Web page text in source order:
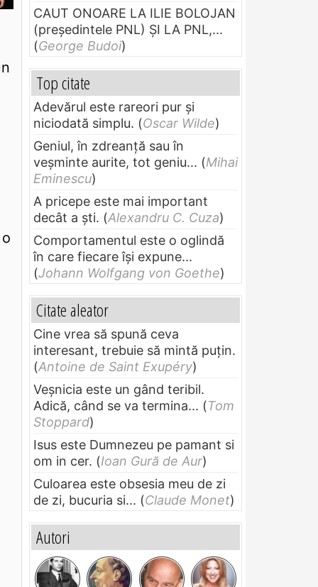
CAUT ONOARE LA ILIE BOLOJAN
(preşedintele PNL) ŞI LA PNL,...
(George Budoi)
Top citate
Adevărul este rareori pur și
niciodată simplu. (Oscar Wilde)
Geniul, în zdreanţă sau în
veşminte aurite, tot geniu... (Mihai
Eminescu)
A pricepe este mai important
decât a ști. (Alexandru C. Cuza)
Comportamentul este o oglindă
în care fiecare își expune...
(Johann Wolfgang von Goethe)
Citate aleator
Cine vrea să spună ceva
interesant, trebuie să mintă puțin.
(Antoine de Saint Exupéry)
Veșnicia este un gând teribil.
Adică, când se va termina... (Tom
Stoppard)
Isus este Dumnezeu pe pamant si
om in cer. (Ioan Gură de Aur)
Culoarea este obsesia meu de zi
de zi, bucuria si... (Claude Monet)
Autori